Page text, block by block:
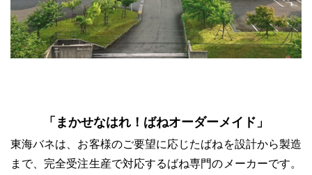
「まかせなはれ！ばねオーダーメイド」
東海バネは、お客様のご要望に応じたばねを設計から製造
まで、完全受注生産で対応するばね専門のメーカーです。